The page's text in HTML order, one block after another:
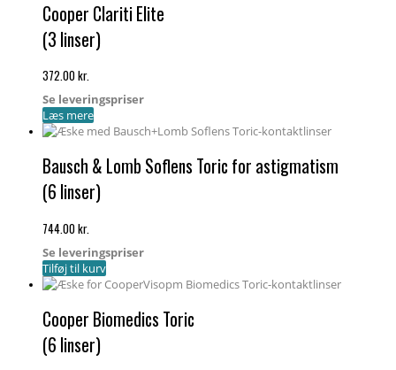
Cooper Clariti Elite
(3 linser)
372.00kr.
Se leveringspriser
Læs mere
Bausch & Lomb Soflens Toric for astigmatism
(6 linser)
744.00kr.
Se leveringspriser
Tilføj til kurv
Cooper Biomedics Toric
(6 linser)